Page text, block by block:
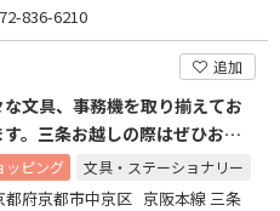
836-6210
追加
な文具、事務機を取り揃えてお
す。三条お越しの際はぜひお立
りください。
ッピング 文具・ステーショナリー
都府京都市中京区 京阪本線 三条